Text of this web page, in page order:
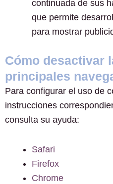
continuada de sus
que permite
para mostrar
Cómo desactivar
principales
Para configurar el uso de
instrucciones
consulta su ayuda:
Safari
Firefox
Chrome